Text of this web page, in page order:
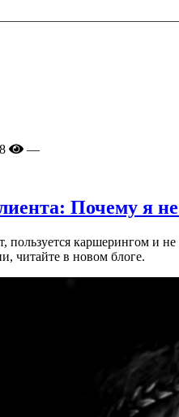
—
Почему я
каршерингом и
читайте в новом блоге.